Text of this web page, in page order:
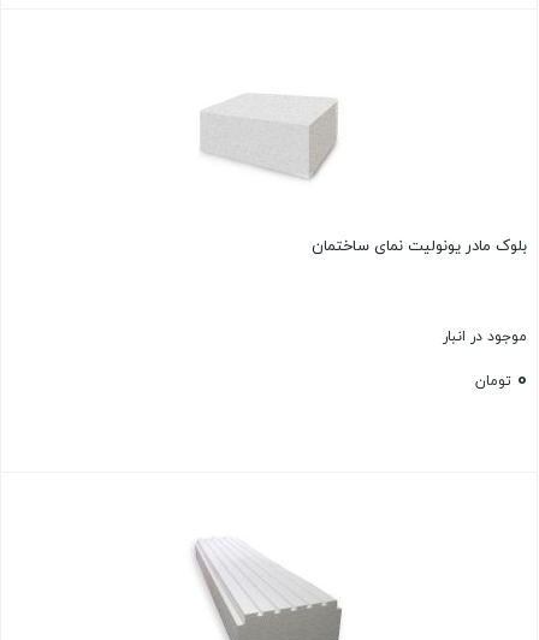
بلوک مادر یونولیت نمای ساختمان
موجود در انبار
0 تومان